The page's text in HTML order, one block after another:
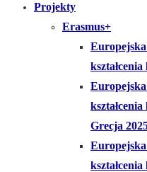
Projekty
Erasmus+
Grecja